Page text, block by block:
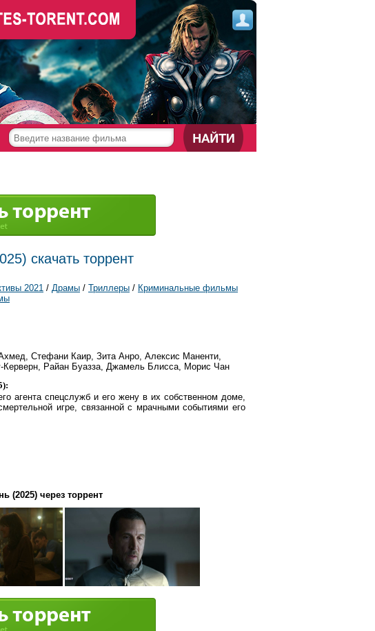
скачать торрент
2021 / Драмы / Триллеры / Криминальные фильмы
Стефани Каир, Зита Анро, Алексис Маненти,
Райан Буазза, Джамель Блисса, Морис Чан
агента спецслужб и его жену в их собственном доме,
игре, связанной с мрачными событиями его
(2025) через торрент